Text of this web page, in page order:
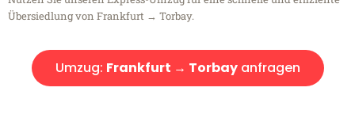
Übersiedlung von Frankfurt → Torbay.
Umzug: Frankfurt → Torbayanfragen